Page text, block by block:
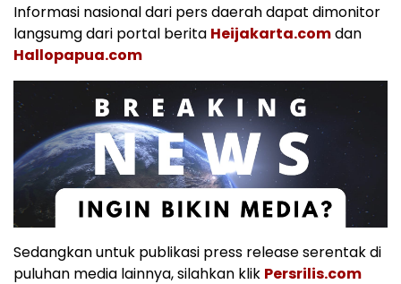
Informasi nasional dari pers daerah dapat dimonitor
langsumg dari portal berita Heijakarta.comdan
Hallopapua.com
Sedangkan untuk publikasi press release serentak di
puluhan media lainnya, silahkan klik Persrilis.com